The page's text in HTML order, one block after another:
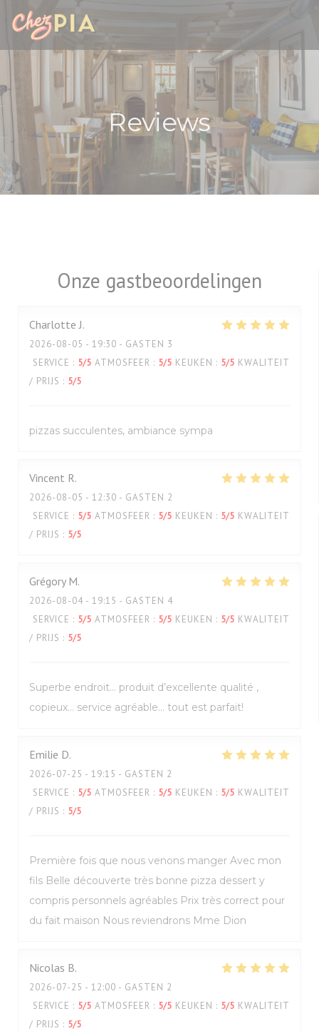
Cookies beheer paneel
Reviews
Onze gastbeoordelingen
Charlotte J
2026-08-05 - 19:30 - GASTEN 3
SERVICE : 5/5 ATMOSFEER : 5/5 KEUKEN : 5/5 KWALITEIT
/ PRIJS : 5/5
pizzas succulentes, ambiance sympa
Vincent R
2026-08-05 - 12:30 - GASTEN 2
SERVICE : 5/5 ATMOSFEER : 5/5 KEUKEN : 5/5 KWALITEIT
/ PRIJS : 5/5
Grégory M
2026-08-04 - 19:15 - GASTEN 4
SERVICE : 5/5 ATMOSFEER : 5/5 KEUKEN : 5/5 KWALITEIT
/ PRIJS : 5/5
Superbe endroit… produit d’excellente qualité ,
copieux… service agréable… tout est parfait!
Emilie D
2026-07-25 - 19:15 - GASTEN 2
SERVICE : 5/5 ATMOSFEER : 5/5 KEUKEN : 5/5 KWALITEIT
/ PRIJS : 5/5
Première fois que nous venons manger Avec mon
fils Belle découverte très bonne pizza dessert y
compris personnels agréables Prix très correct pour
du fait maison Nous reviendrons Mme Dion
Nicolas B
2026-07-25 - 12:00 - GASTEN 2
SERVICE : 5/5 ATMOSFEER : 5/5 KEUKEN : 5/5 KWALITEIT
/ PRIJS : 5/5